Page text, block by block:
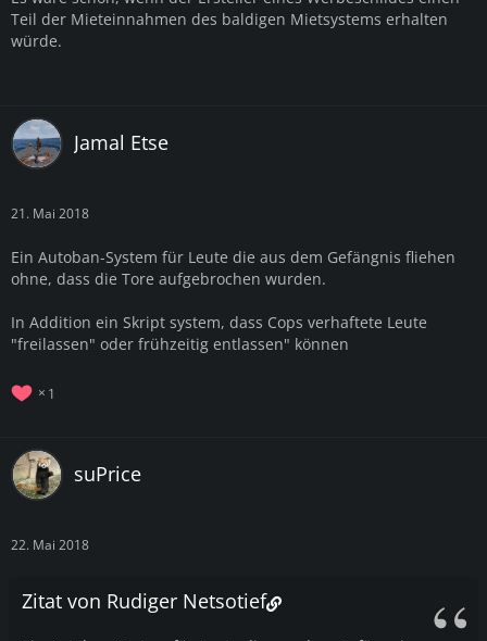
Teil der Mieteinnahmen des baldigen Mietsystems erhalten
würde.
Jamal Etse
21. Mai 2018
Ein Autoban-System für Leute die aus dem Gefängnis fliehen
ohne, dass die Tore aufgebrochen wurden.
In Addition ein Skript system, dass Cops verhaftete Leute
"freilassen" oder frühzeitig entlassen" können
1
suPrice
22. Mai 2018
Zitat von Rudiger Netsotief